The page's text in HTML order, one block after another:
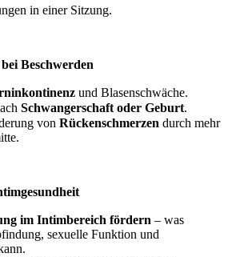
in einer Sitzung.
Beschwerden
und Blasenschwäche.
Schwangerschaft oder Geburt.
von Rückenschmerzen durch mehr
im Intimbereich fördern – was
sexuelle Funktion und